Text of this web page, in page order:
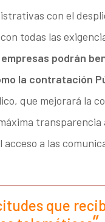
con el
todas las
podrán
la contratación
que mejorará la
a las
que